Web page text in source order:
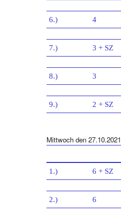
6.) 4
7.) 3 + SZ
8.) 3
9.) 2 + SZ
Mittwoch den 27.10.2021
1.) 6 + SZ
2.) 6